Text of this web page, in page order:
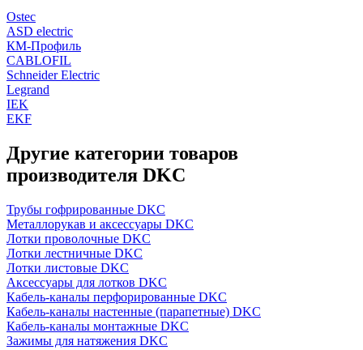
Ostec
ASD electric
КМ-Профиль
CABLOFIL
Schneider Electric
Legrand
IEK
EKF
Другие категории товаров
производителя DKC
Трубы гофрированные DKC
Металлорукав и аксессуары DKC
Лотки проволочные DKC
Лотки лестничные DKC
Лотки листовые DKC
Аксессуары для лотков DKC
Кабель-каналы перфорированные DKC
Кабель-каналы настенные (парапетные) DKC
Кабель-каналы монтажные DKC
Зажимы для натяжения DKC